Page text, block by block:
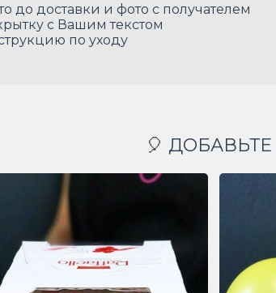
до доставки и фото с получателем
с Вашим текстом
по уходу
🎈